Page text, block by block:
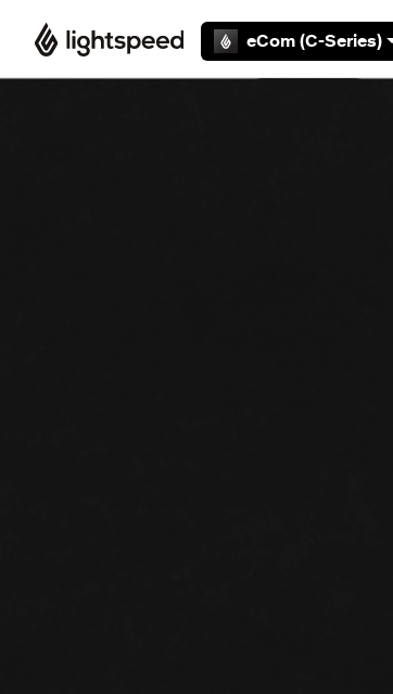
eCom (C-Series)